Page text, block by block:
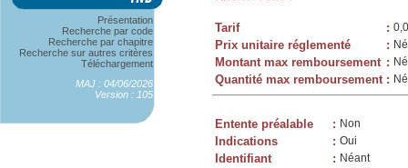
Présentation
Recherche par code
Recherche par chapitre
Recherche sur autres critères
Téléchargement
MAJ : 04/06/2026
Version : 105
Tarif :
Prix unitaire réglementé :
Montant max remboursement :
Quantité max remboursement :
Entente préalable : Non
Indications : Oui
Identifiant : Néant